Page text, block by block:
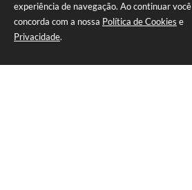
experiência de navegação. Ao continuar você
concorda com a nossa Política de Cookies e
Privacidade.